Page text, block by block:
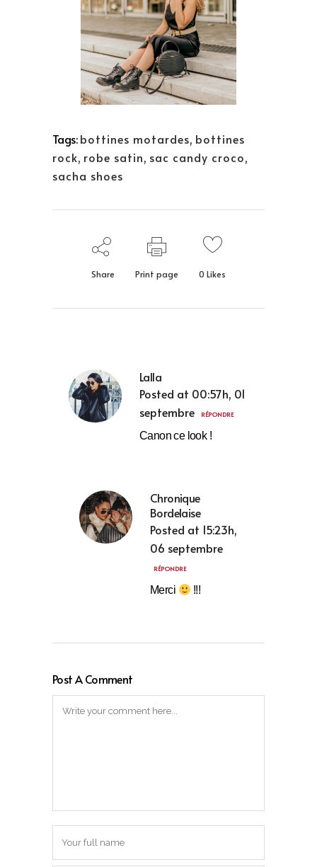
Tags: bottines motardes, bottines
rock, robe satin, sac candy croco,
sacha shoes
Share Print page 0 Likes
Lalla
Posted at 00:57h, 01
septembre
RÉPONDRE
Canon ce look !
Chronique
Bordelaise
Posted at 15:23h,
06 septembre
RÉPONDRE
Merci !!!
Post A Comment